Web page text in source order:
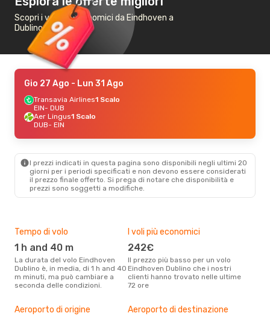
Scopri i voli più economici da Eindhoven a
Dublino
Gio 27 Ago - Lun 31 Ago
Transavia Airlines1 Scalo
EIN- DUB
Aer Lingus1 Scalo
DUB- EIN
I prezzi indicati in questa pagina sono disponibili negli ultimi 20
giorni per i periodi specificati e non devono essere considerati
il ​​prezzo finale offerto. Si prega di notare che disponibilità e
prezzi sono soggetti a modifiche.
Tempo di volo
1 h and 40 m
La durata del volo Eindhoven
Dublino è, in media, di 1 h and 40
m minuti, ma può cambiare a
seconda delle condizioni.
I voli più economici
242€
Il prezzo più basso per un volo
Eindhoven Dublino che i nostri
clienti hanno trovato nelle ultime
72 ore
Aeroporto di origine Aeroporto di destinazione